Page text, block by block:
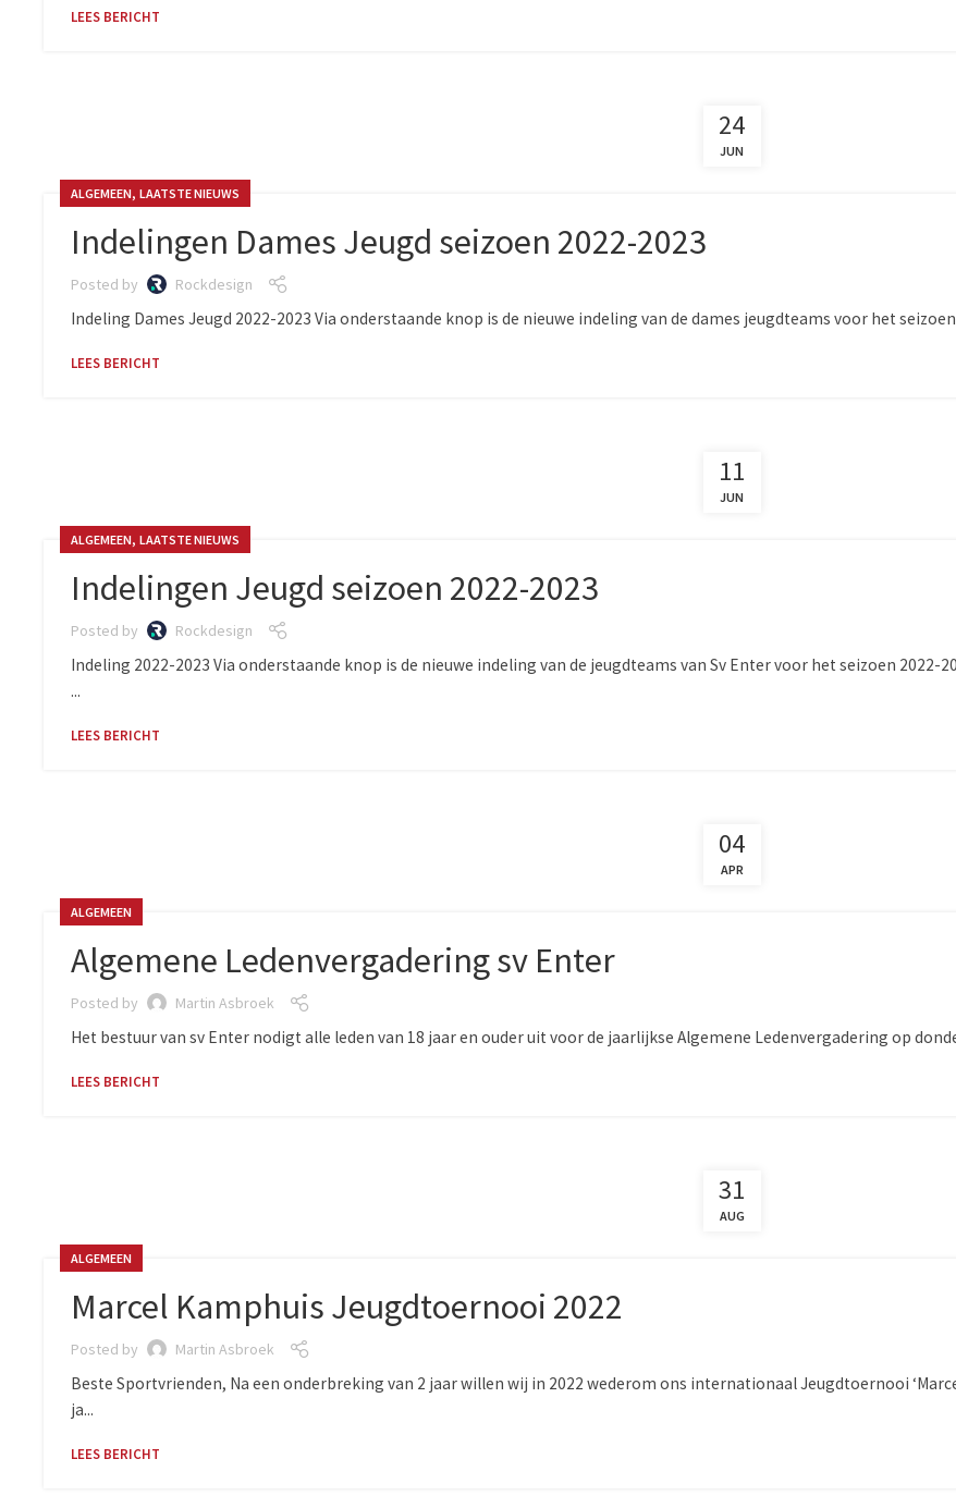
LEES BERICHT
24
JUN
ALGEMEEN, LAATSTE NIEUWS
Indelingen Dames Jeugd seizoen 2022-2023
Posted by Rockdesign
Indeling Dames Jeugd 2022-2023 Via onderstaande knop is de nieuwe indeling van de dames jeugdteams voor het
LEES BERICHT
11
JUN
ALGEMEEN, LAATSTE NIEUWS
Indelingen Jeugd seizoen 2022-2023
Posted by Rockdesign
Indeling 2022-2023 Via onderstaande knop is de nieuwe indeling van de jeugdteams van Sv Enter voor het seizoen
...
LEES BERICHT
04
APR
ALGEMEEN
Algemene Ledenvergadering sv Enter
Posted by Martin Asbroek
Het bestuur van sv Enter nodigt alle leden van 18 jaar en ouder uit voor de jaarlijkse Algemene Ledenvergadering op
LEES BERICHT
31
AUG
ALGEMEEN
Marcel Kamphuis Jeugdtoernooi 2022
Posted by Martin Asbroek
Beste Sportvrienden, Na een onderbreking van 2 jaar willen wij in 2022 wederom ons internationaal Jeugdtoernooi
ja...
LEES BERICHT